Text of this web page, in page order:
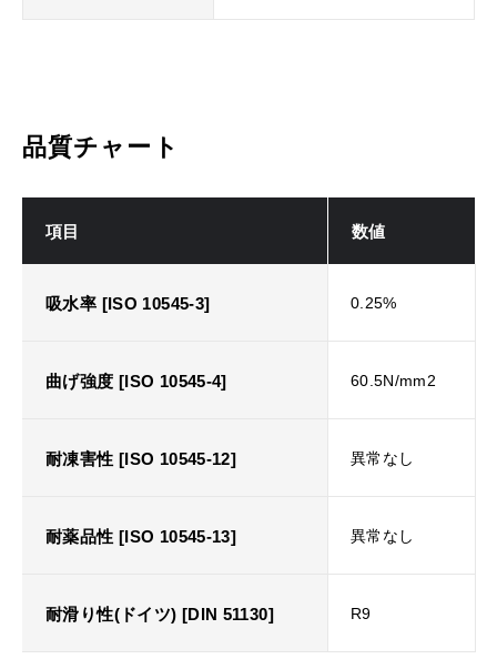
品質チャート
項目 数値
吸水率 [ISO 10545-3] 0.25%
曲げ強度 [ISO 10545-4] 60.5N/mm2
耐凍害性 [ISO 10545-12] 異常なし
耐薬品性 [ISO 10545-13] 異常なし
耐滑り性(ドイツ) [DIN 51130] R9